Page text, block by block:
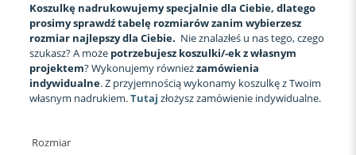
Koszulkę nadrukowujemy specjalnie dla Ciebie, dlatego
prosimy sprawdź tabelę rozmiarów zanim wybierzesz
rozmiar najlepszy dla Ciebie. Nie znalazłeś u nas tego, czego
szukasz? A może potrzebujesz koszulki/-ek z własnym
projektem? Wykonujemy równieżzamówienia
indywidualne. Z przyjemnością wykonamy koszulkę z Twoim
własnym nadrukiem.Tutaj złożysz zamówienie indywidualne.
Rozmiar